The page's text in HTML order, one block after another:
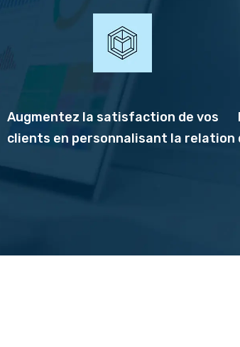
Augmentez la satisfaction de vos
clients en personnalisant la relation